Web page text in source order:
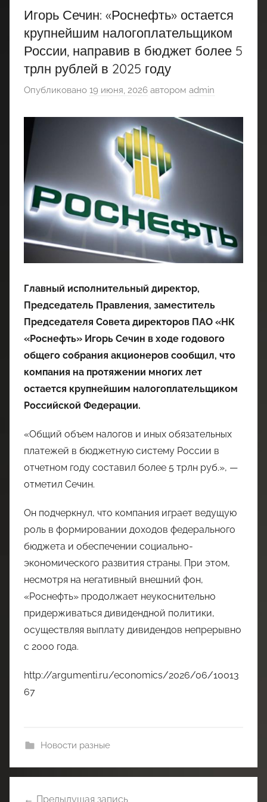
Игорь Сечин: «Роснефть» остается
крупнейшим налогоплательщиком
России, направив в бюджет более 5
трлн рублей в 2025 году
Опубликовано 19 июня, 2026 автором admin
Главный исполнительный директор,
Председатель Правления, заместитель
Председателя Совета директоров ПАО «НК
«Роснефть» Игорь Сечин в ходе годового
общего собрания акционеров сообщил, что
компания на протяжении многих лет
остается крупнейшим налогоплательщиком
Российской Федерации.
«Общий объем налогов и иных обязательных
платежей в бюджетную систему России в
отчетном году составил более 5 трлн руб.», —
отметил Сечин.
Он подчеркнул, что компания играет ведущую
роль в формировании доходов федерального
бюджета и обеспечении социально-
экономического развития страны. При этом,
несмотря на негативный внешний фон,
«Роснефть» продолжает неукоснительно
придерживаться дивидендной политики,
осуществляя выплату дивидендов непрерывно
с 2000 года.
http://argumenti.ru/economics/2026/06/10013
67
Новости разные
Предыдущая запись